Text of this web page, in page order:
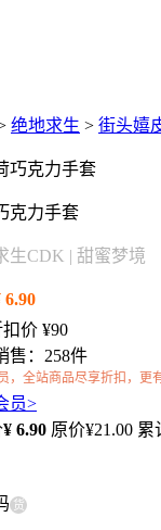
绝地求生 > 街头嬉
克力手套
生CDK | 甜蜜梦境
6.90
价 ¥90
售：258件
，全站商品尽享折扣，更
员>
¥ 6.90 原价¥21.00 累
货